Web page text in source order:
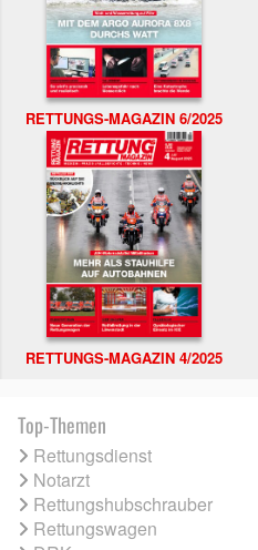
RETTUNGS-MAGAZIN 6/2025
RETTUNGS-MAGAZIN 4/2025
Top-Themen
Rettungsdienst
Notarzt
Rettungshubschrauber
Rettungswagen